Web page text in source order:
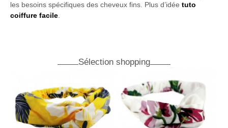
les besoins spécifiques des cheveux fins. Plus d’idée tuto
coiffure facile
Sélection shopping